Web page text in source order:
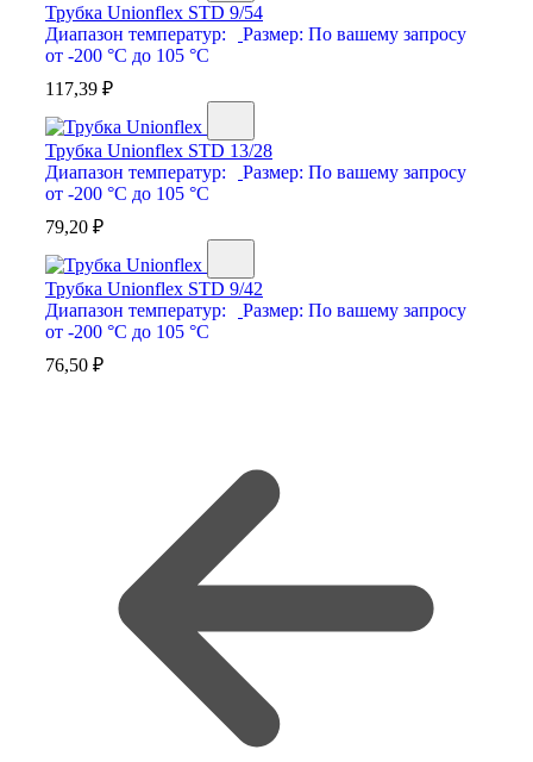
Трубка Unionflex STD 9/54
Диапазон температур:
от -200 °С до 105 °С
Размер: По вашему запросу
117,39 ₽
Трубка Unionflex STD 13/28
Диапазон температур:
от -200 °С до 105 °С
Размер: По вашему запросу
79,20 ₽
Трубка Unionflex STD 9/42
Диапазон температур:
от -200 °С до 105 °С
Размер: По вашему запросу
76,50 ₽